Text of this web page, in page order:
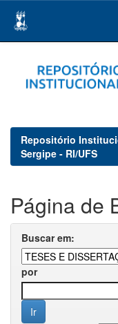
navigation
Repositório
Sergipe - RI/UFS
Página de
Buscar em:
por